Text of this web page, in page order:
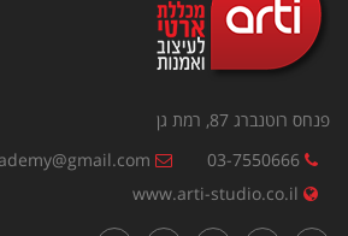
פנחס רוטנברג 87, רמת גן
03-7550666
www.arti-studio.co.il